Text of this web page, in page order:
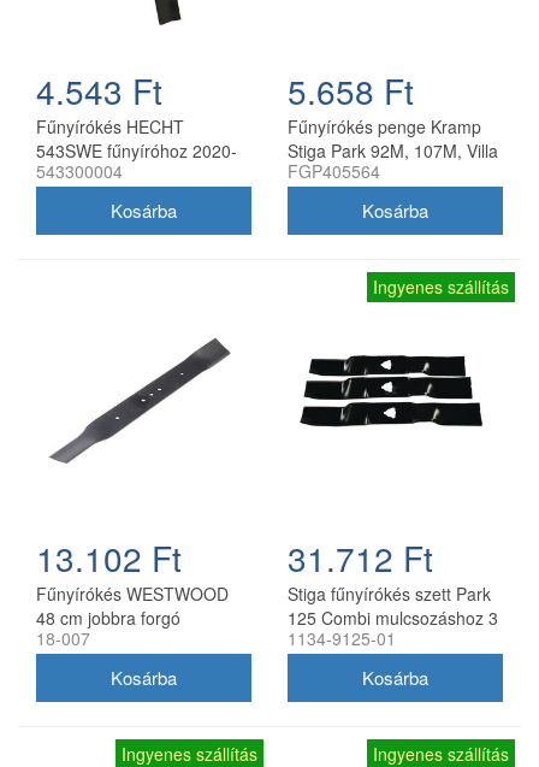
4.543 Ft
Fűnyírókés HECHT
543SWE fűnyíróhoz 2020-
21
543300004
5.658 Ft
Fűnyírókés penge Kramp
Stiga Park 92M, 107M, Villa
92M, 107M 170 mm
FGP405564
13.102 Ft
Fűnyírókés WESTWOOD
48 cm jobbra forgó
18-007
Ingyenes szállítás
31.712 Ft
Stiga fűnyírókés szett Park
125 Combi mulcsozáshoz 3
db
1134-9125-01
Ingyenes szállítás Ingyenes szállítás